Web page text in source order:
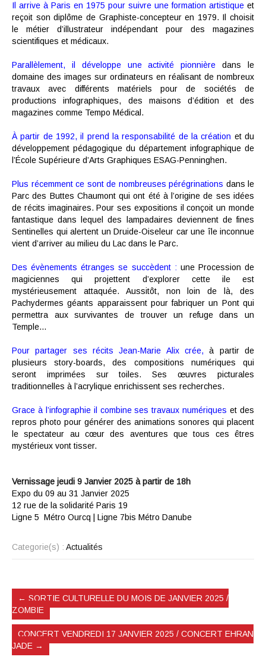
Il arrive à Paris en 1975 pour suivre une formation artistique et
reçoit son diplôme de Graphiste-concepteur en 1979. Il choisit
le métier d’illustrateur indépendant pour des magazines
scientifiques et médicaux.
Parallèlement, il développe une activité pionnière dans le
domaine des images sur ordinateurs en réalisant de nombreux
travaux avec différents matériels pour de sociétés de
productions infographiques, des maisons d’édition et des
magazines comme Tempo Médical.
À partir de 1992, il prend la responsabilité de la création et du
développement pédagogique du département infographique de
l’École Supérieure d’Arts Graphiques ESAG-Penninghen.
Plus récemment ce sont de nombreuses pérégrinations dans le
Parc des Buttes Chaumont qui ont été à l’origine de ses idées
de récits imaginaires. Pour ses expositions il conçoit un monde
fantastique dans lequel des lampadaires deviennent de fines
Sentinelles qui alertent un Druide-Oiseleur car une île inconnue
vient d’arriver au milieu du Lac dans le Parc.
Des évènements étranges se succèdent : une Procession de
magiciennes qui projettent d’explorer cette ile est
mystérieusement attaquée. Aussitôt, non loin de là, des
Pachydermes géants apparaissent pour fabriquer un Pont qui
permettra aux survivantes de trouver un refuge dans un
Temple…
Pour partager ses récits Jean-Marie Alix crée, à partir de
plusieurs story-boards, des compositions numériques qui
seront imprimées sur toiles. Ses œuvres picturales
traditionnelles à l’acrylique enrichissent ses recherches.
Grace à l’infographie il combine ses travaux numériques et des
repros photo pour générer des animations sonores qui placent
le spectateur au cœur des aventures que tous ces êtres
mystérieux vont tisser.
Vernissage jeudi 9 Janvier 2025 à partir de 18h
Expo du 09 au 31 Janvier 2025
12 rue de la solidarité Paris 19
Ligne 5 Métro Ourcq | Ligne 7bis Métro Danube
Categorie(s) : Actualités
← SORTIE CULTURELLE DU MOIS DE JANVIER 2025 /
ZOMBIE
CONCERT VENDREDI 17 JANVIER 2025 / CONCERT EHRAN
JADE →